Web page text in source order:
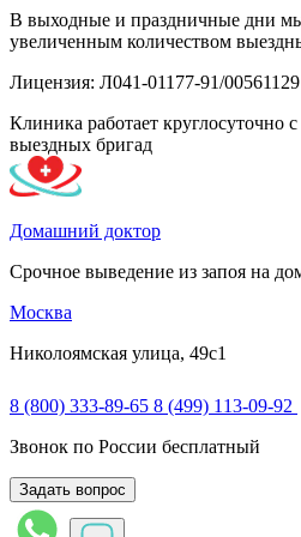
В выходные и праздничные дни мы
увеличенным количеством
Лицензия: Л041-01177-91/00561129
Клиника работает круглосуточно
выездных бригад
Домашний доктор
Срочное выведение из запоя на
Москва
Николоямская улица, 49с1
8 (800) 333-89-65 8 (499) 113-09-92
Звонок по России бесплатный
Задать вопрос